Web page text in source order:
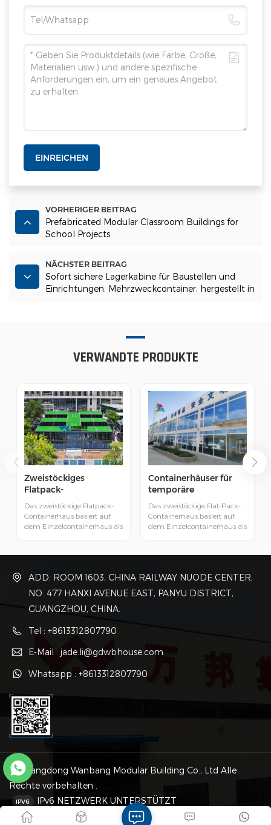
EINREICHEN
VORHERIGER BEITRAG
Prefabricated Modular Classroom Buildings for
School Projects
NÄCHSTER BEITRAG
Sofort sichere Lagerkabine für Baustellen und
Einrichtungen. Mehrzweckcontainer, hergestellt in
VERWANDTE PRODUKTE
Zweistöckiges
Flatpack-
Containerhaus aus
China
Das zweistöckige Flatpack-
Containerhaus basiert auf
dem Einzelcontainerhaus als
Profilstahlschweißung und
die verschiedenen Einheiten
werden durch Bolzen
verbunden.
Containerhäuser für
temporäre
Bürogebäude
Das zweistöckige Flat-Pack-
Containerhaus basiert auf
dem Einzelcontainerhaus als
spezielle
Bolzenverbindung gebaut,
die verschiedenen Einheiten
werden durch Bolzen
ADD: ROOM 1603, CHINA RAILWAY NUODE CENTER,
NO. 477 HANXI AVENUE EAST, PANYU DISTRICT,
GUANGZHOU, CHINA.
Tel : +8613312807790
E-Mail : jade.li@gdwbhouse.com
Whatsapp : +8613312807790
© Guangdong Wanbang Modular Building Co., Ltd Alle
Rechte vorbehalten .
IPv6 NETZWERK UNTERSTÜTZT
Sitemap
XML |
Datenschutzrichtlinie